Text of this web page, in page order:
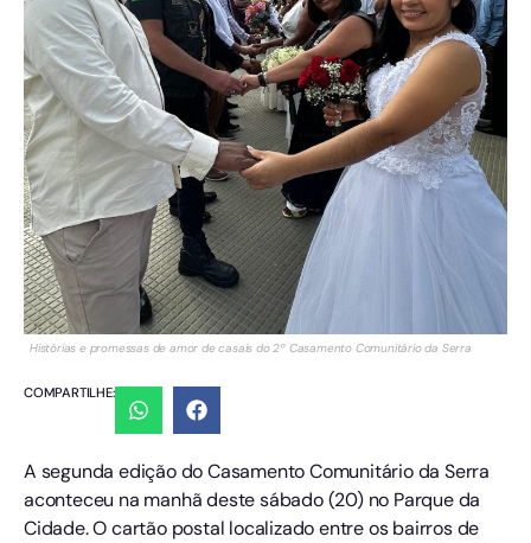
Histórias e promessas de amor de casais do 2º Casamento Comunitário da Serra
COMPARTILHE:
A segunda edição do Casamento Comunitário da Serra
aconteceu na manhã deste sábado (20) no Parque da
Cidade. O cartão postal localizado entre os bairros de